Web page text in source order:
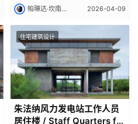
加拉｜Palinda Kannangara
帕琳达·坎南加拉｜Palinda Kannangara 2026-04-09
住宅建筑设计
朱法纳风力发电站工作人员
居住楼 / Staff Quarters for